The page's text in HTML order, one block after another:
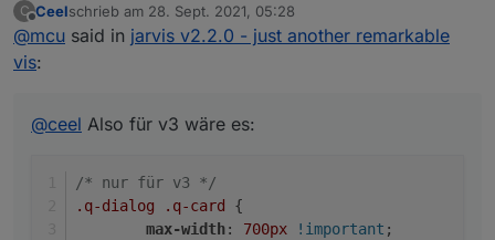
/* nur für v3 */
.q-dialog .q-card {
C Ceelschrieb am 28. Sept. 2021, 05:28
zuletzt editiert von
@mcu said in jarvis v2.2.0 - just another remarkable
vis:
@ceel Also für v3 wäre es:
/* nur für v3 */
.q-dialog
.q-card
{
max-width: 700px !important ;